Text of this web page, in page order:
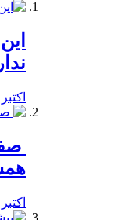
اکتبر 22, 2019
اکتبر 15, 2019